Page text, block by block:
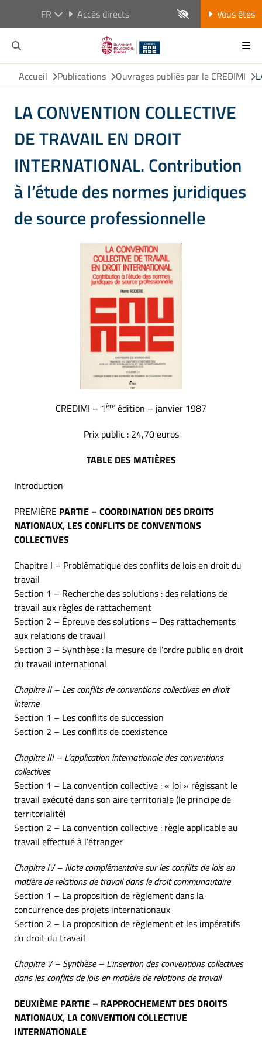
FR Accès directs Vous êtes
Accueil Publications Ouvrages publiés par le CREDIMI
LA CONVENTION COLLECTIVE
DE TRAVAIL EN DROIT
INTERNATIONAL. Contribution
à l’étude des normes juridiques
de source professionnelle
CREDIMI – 1ère édition – janvier 1987
Prix public : 24,70 euros
TABLE DES MATIÈRES
Introduction
PREMIÈRE PARTIE – COORDINATION DES DROITS
NATIONAUX, LES CONFLITS DE CONVENTIONS
COLLECTIVES
Chapitre I – Problématique des conflits de lois en droit du
travail
Section 1 – Recherche des solutions : des relations de
travail aux règles de rattachement
Section 2 – Épreuve des solutions – Des rattachements
aux relations de travail
Section 3 – Synthèse : la mesure de l’ordre public en droit
du travail international
Chapitre II – Les conflits de conventions collectives en droit
interne
Section 1 – Les conflits de succession
Section 2 – Les conflits de coexistence
Chapitre III – L’application internationale des conventions
collectives
Section 1 – La convention collective : « loi » régissant le
travail exécuté dans son aire territoriale (le principe de
territorialité)
Section 2 – La convention collective : règle applicable au
travail effectué à l’étranger
Chapitre IV – Note complémentaire sur les conflits de lois en
matière de relations de travail dans le droit communautaire
Section 1 – La proposition de règlement dans la
concurrence des projets internationaux
Section 2 – La proposition de règlement et les impératifs
du droit du travail
Chapitre V – Synthèse – L’insertion des conventions collectives
dans les conflits de lois en matière de relations de travail
DEUXIÈME PARTIE – RAPPROCHEMENT DES DROITS
NATIONAUX, LA CONVENTION COLLECTIVE
INTERNATIONALE